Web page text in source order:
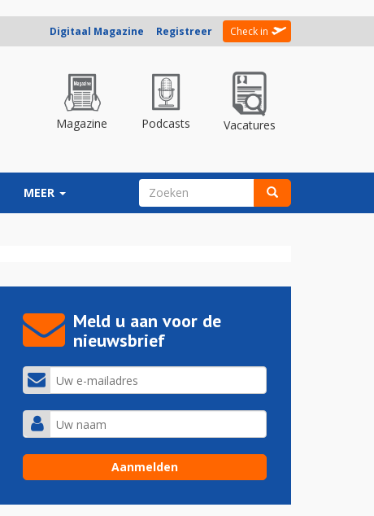
Digitaal Magazine Registreer Check in
Magazine Podcasts Vacatures
MEER ZOEKVELD
Meld u aan voor de
nieuwsbrief